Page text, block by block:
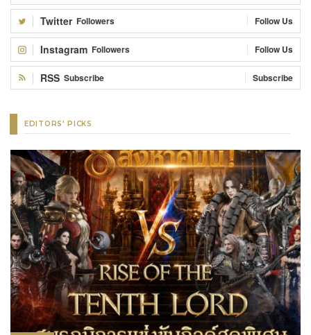
Twitter Followers Follow Us
Instagram Followers Follow Us
RSS Subscribe Subscribe
EDITORS' PICKS